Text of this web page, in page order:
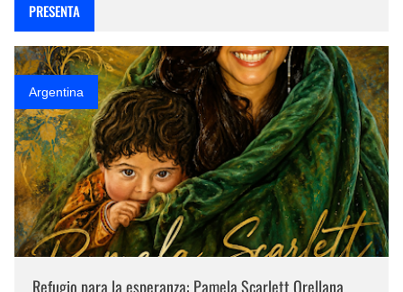
PRESENTA
Argentina
Refugio para la esperanza: Pamela Scarlett Orellana